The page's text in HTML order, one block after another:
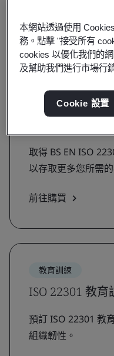
尋找 ISO 22301
書。
取得標準
取得 BS EN ISO
以存取更多您所需
前往購買
教育訓練
ISO 22301 教育
預訂 ISO 22301 教
組織韌性。
本網站透過使用
務。點擊 "接受所有
cookies 以優化我們的
及幫助我們進行市場行
Cookie 設置